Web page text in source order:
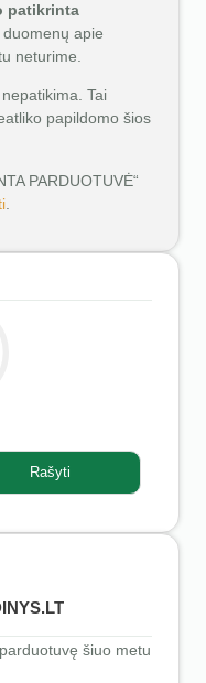
patikrinta
duomenų apie
neturime.
Tai
papildomo šios
PARDUOTUVĖ“
Rašyti
šiuo metu